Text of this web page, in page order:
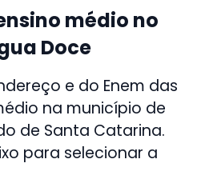
médio no
Doce
e do Enem das
na município de
de Santa Catarina.
para selecionar a